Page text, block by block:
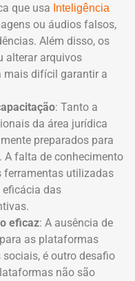
que usa Inteligência
ou áudios falsos,
Além disso, os
alterar arquivos
mais difícil garantir a
: Tanto a
da área jurídica
preparados para
falta de conhecimento
ferramentas utilizadas
das
eficaz: A ausência de
as plataformas
é outro desafio
não são